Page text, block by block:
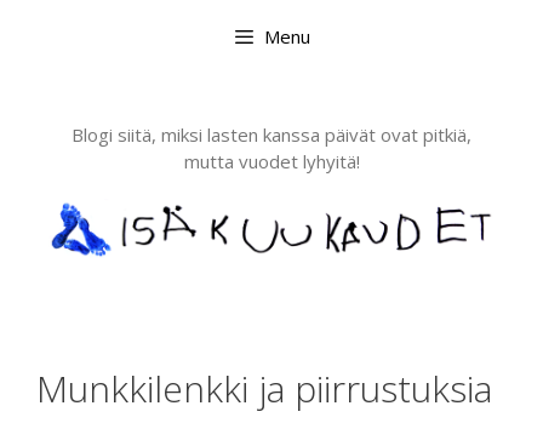
Menu
Blogi siitä, miksi lasten kanssa päivät ovat pitkiä,
mutta vuodet lyhyitä!
Munkkilenkki ja piirrustuksia